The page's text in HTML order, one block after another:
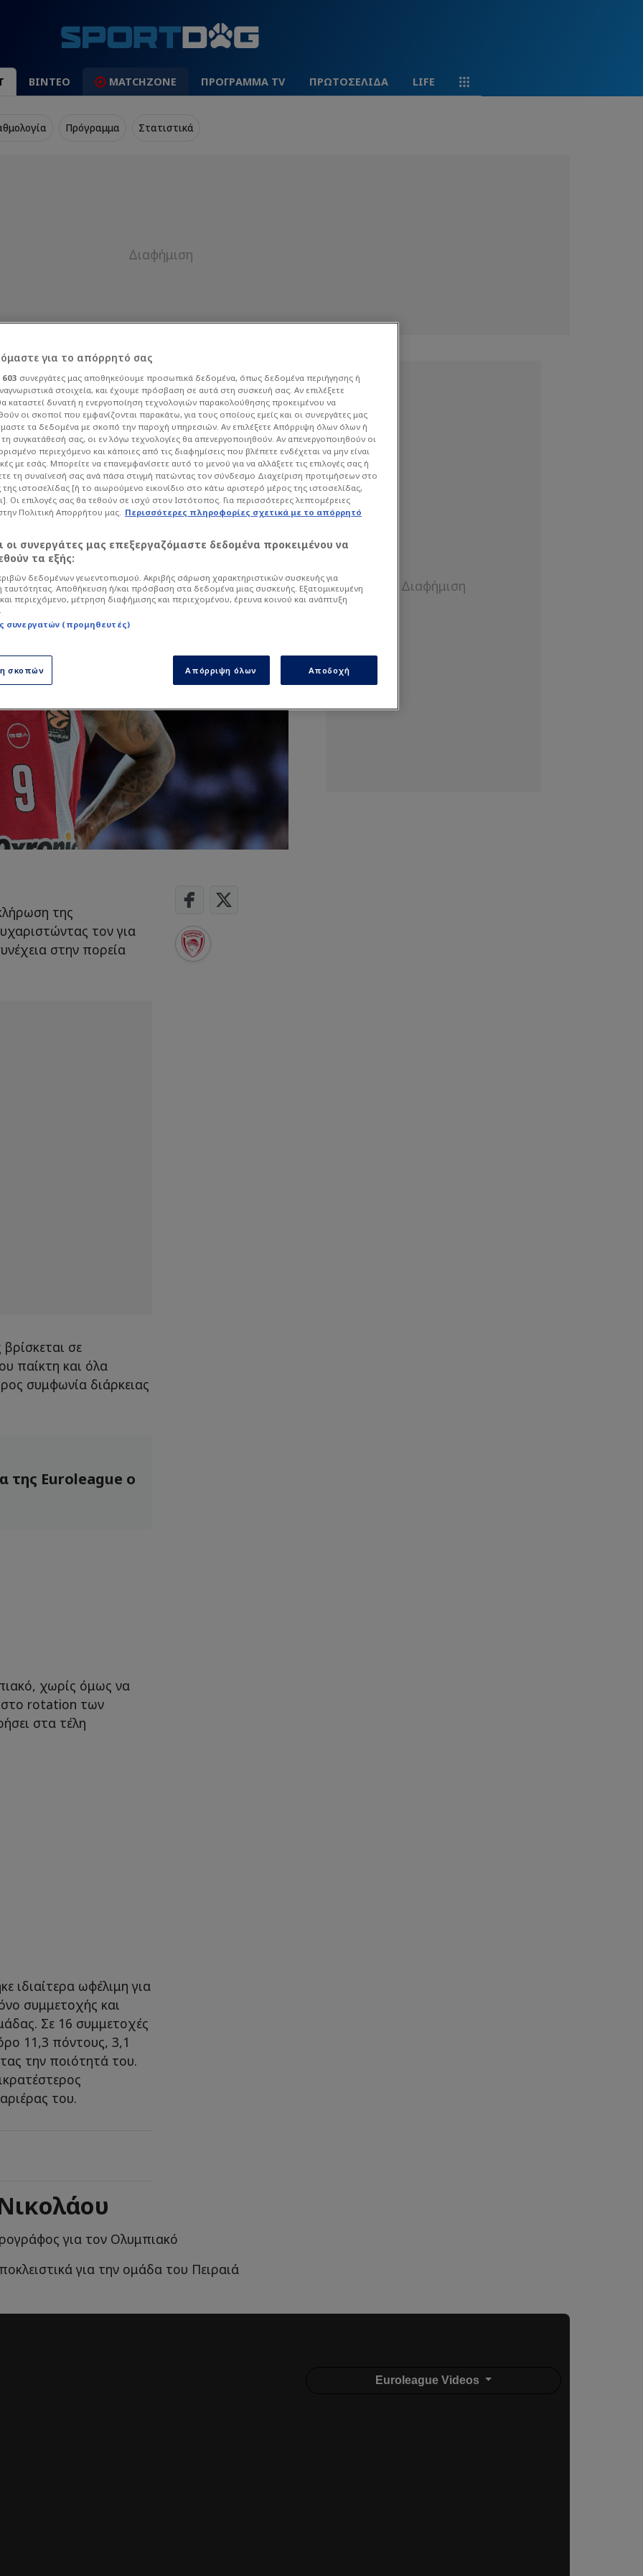
ΒΙΝΤΕΟ MATCHZONE ΠΡΟΓΡΑΜΜΑ TV ΠΡΩΤΟΣΕΛΙΔΑ LIFE
Πρόγραμμα Στατιστικά
στην Εφές ο
παίξει μπάσκετ
Μπάσκετ Euroleague
επίσημα ο Σέιμπεν Λι, με τον
πολύ κοντά στην Ζαλγκίρις
της
τον για
στην πορεία
σε
παίκτη και όλα
συμφωνία διάρκειας
της Euroleague ο
χωρίς όμως να
στο rotation των
στα τέλη
ιδιαίτερα ωφέλιμη για
συμμετοχής και
Σε 16 συμμετοχές
11,3 πόντους, 3,1
την ποιότητά του.
του.
για τον Ολυμπιακό
για την ομάδα του Πειραιά
Euroleague Videos
για το απόρρητό σας
603 συνεργάτες μας αποθηκεύουμε προσωπικά δεδομένα, όπως δεδομένα περιήγησης ή
στοιχεία, και έχουμε πρόσβαση σε αυτά στη συσκευή σας. Αν επιλέξετε
καταστεί δυνατή η ενεργοποίηση τεχνολογιών παρακολούθησης προκειμένου να
οι σκοποί που εμφανίζονται παρακάτω, για τους οποίους εμείς και οι συνεργάτες μας
τα δεδομένα με σκοπό την παροχή υπηρεσιών. Αν επιλέξετε Απόρριψη όλων όλων ή
συγκατάθεσή σας, οι εν λόγω τεχνολογίες θα απενεργοποιηθούν. Αν απενεργοποιηθούν οι
περιεχόμενο και κάποιες από τις διαφημίσεις που βλέπετε ενδέχεται να μην είναι
με εσάς. Μπορείτε να επανεμφανίσετε αυτό το μενού για να αλλάξετε τις επιλογές σας ή
τη συναίνεσή σας ανά πάσα στιγμή πατώντας τον σύνδεσμο Διαχείριση προτιμήσεων στο
ιστοσελίδας [ή το αιωρούμενο εικονίδιο στο κάτω αριστερό μέρος της ιστοσελίδας,
Οι επιλογές σας θα τεθούν σε ισχύ στον Ιστότοπος. Για περισσότερες λεπτομέρειες
Πολιτική Απορρήτου μας. Περισσότερες πληροφορίες σχετικά με το απόρρητό
οι συνεργάτες μας επεξεργαζόμαστε δεδομένα προκειμένου να
τα εξής:
δεδομένων γεωεντοπισμού. Ακριβής σάρωση χαρακτηριστικών συσκευής για
ταυτότητας. Αποθήκευση ή/και πρόσβαση στα δεδομένα μιας συσκευής. Εξατομικευμένη
περιεχόμενο, μέτρηση διαφήμισης και περιεχομένου, έρευνα κοινού και ανάπτυξη
συνεργατών (προμηθευτές)
σκοπών Απόρριψη όλων Αποδοχή